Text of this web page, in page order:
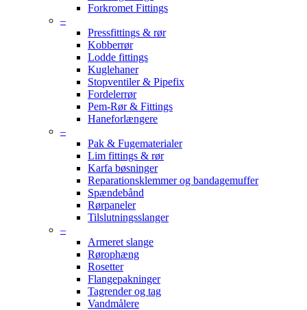
Forkromet Fittings
–
Pressfittings & rør
Kobberrør
Lodde fittings
Kuglehaner
Stopventiler & Pipefix
Fordelerrør
Pem-Rør & Fittings
Haneforlængere
–
Pak & Fugematerialer
Lim fittings & rør
Karfa bøsninger
Reparationsklemmer og bandagemuffer
Spændebånd
Rørpaneler
Tilslutningsslanger
–
Armeret slange
Rørophæng
Rosetter
Flangepakninger
Tagrender og tag
Vandmålere